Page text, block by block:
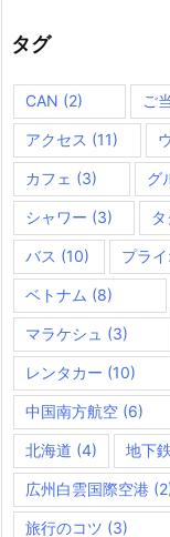
タグ
CAN (2) ご
アクセス (11)
カフェ (3) グ
シャワー (3)
バス (10) プラ
ベトナム (8)
マラケシュ (3)
レンタカー (10)
中国南方航空 (6)
北海道 (4) 地下
広州白雲国際空港
旅行のコツ (3)